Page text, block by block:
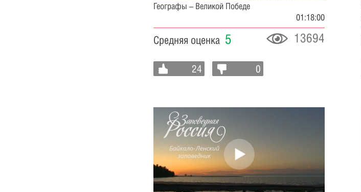
Географы – Великой Победе
01:18:00
Средняя оценка 5 13694
24 0